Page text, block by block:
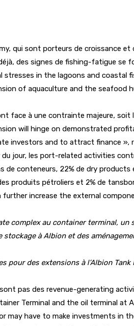
qui sont porteurs de croissance et
des signes de fishing-fatigue se
in the lagoons and coastal
of aquaculture and the seafood
face à une contrainte majeure, soit
will hinge on demonstrated
investors and to attract finance »,
jour, les port-related activities
conteneurs, 22% de dry products
produits pétroliers et 2% de
further increase the external
complex au container terminal, un
à Albion et des
des extensions à l’Albion Tank
pas des revenue-generating
Terminal and the oil terminal at
may have to make investments in